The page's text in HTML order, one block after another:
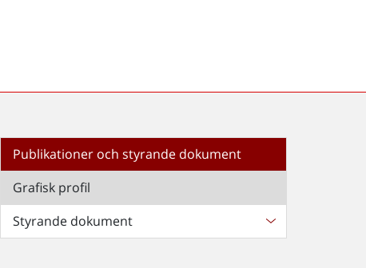
Publikationer och styrande dokument
Grafisk profil
Styrande dokument